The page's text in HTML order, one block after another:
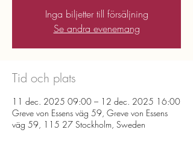
Inga biljetter till försäljning
Se andra evenemang
Tid och plats
11 dec. 2025 09:00 – 12 dec. 2025 16:00
Greve von Essens väg 59, Greve von Essens
väg 59, 115 27 Stockholm, Sweden